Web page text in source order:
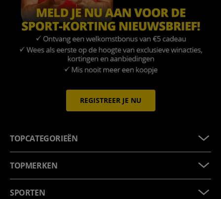
REGISTREER JE NU
TOPCATEGORIEËN
TOPMERKEN
SPORTEN